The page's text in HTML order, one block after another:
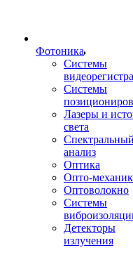
Фотоника
Cистемы
Системы
Лазеры и
света
Спектральный
анализ
Оптика
Опто-
Оптоволокно
Системы
Детекторы
излучения